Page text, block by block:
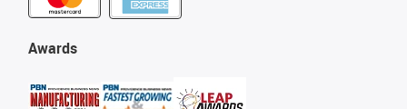
Awards